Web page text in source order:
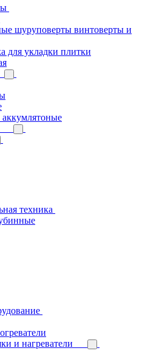
шуруповерты винтоверты и
для укладки плитки
техника
и нагреватели